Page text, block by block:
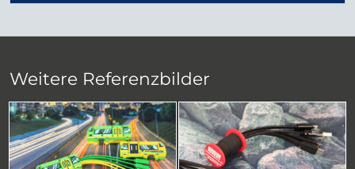
Weitere Referenzbilder